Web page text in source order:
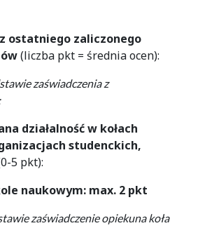
ostatniego zaliczonego
(liczba pkt = średnia ocen):
zaświadczenia z
działalność w kołach
studenckich,
5 pkt):
naukowym: max. 2 pkt
zaświadczenie opiekuna koła